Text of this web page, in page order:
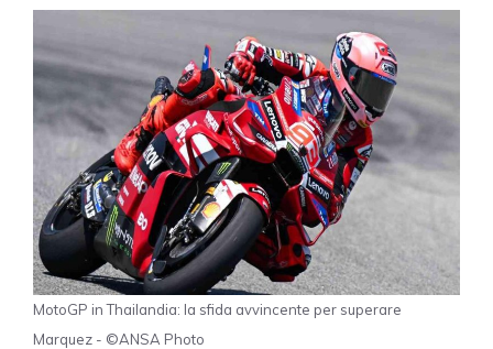
MotoGP in Thailandia: la sfida avvincente per superare
Marquez - ©ANSA Photo